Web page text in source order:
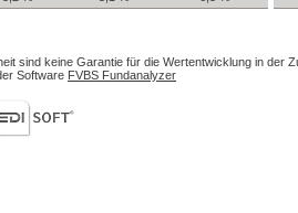
sind keine Garantie für die Wertentwicklung in der
Software FVBS Fundanalyzer